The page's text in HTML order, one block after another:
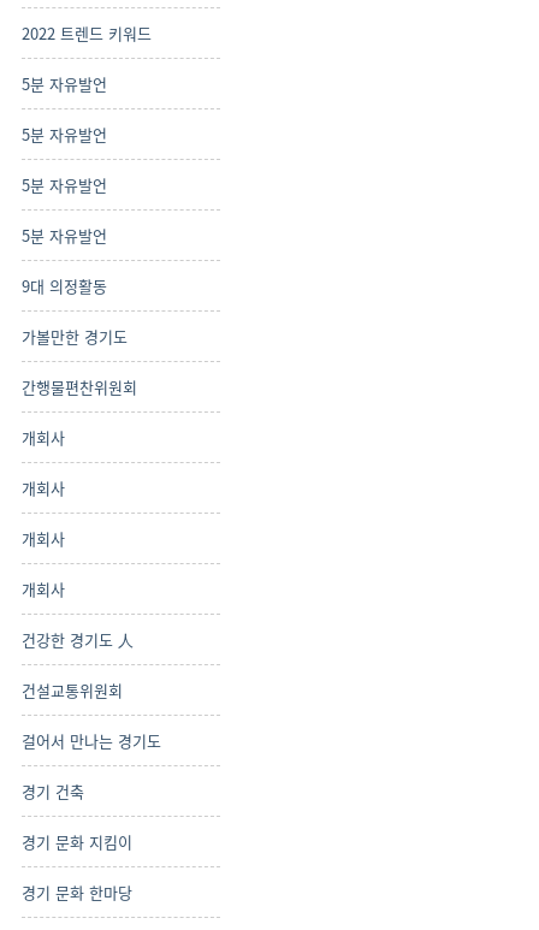
2022 트렌드 키워드
5분 자유발언
5분 자유발언
5분 자유발언
5분 자유발언
9대 의정활동
가볼만한 경기도
간행물편찬위원회
개회사
개회사
개회사
개회사
건강한 경기도 人
건설교통위원회
걸어서 만나는 경기도
경기 건축
경기 문화 지킴이
경기 문화 한마당